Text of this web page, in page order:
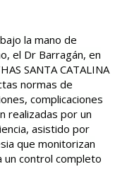
la mano de
el Dr Barragán, en
SANTA CATALINA
normas de
complicaciones
realizadas por un
asistido por
que monitorizan
un control completo